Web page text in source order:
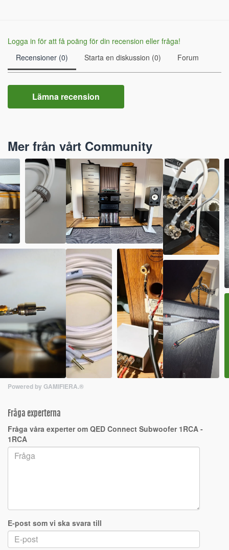
Logga in för att få poäng för din recension eller fråga!
Recensioner (0)
Starta en diskussion (0) Forum
Lämna recension
Mer från vårt Community
Powered by GAMIFIERA.®
Fråga experterna
Fråga våra experter om QED Connect Subwoofer 1RCA -
1RCA
E-post som vi ska svara till